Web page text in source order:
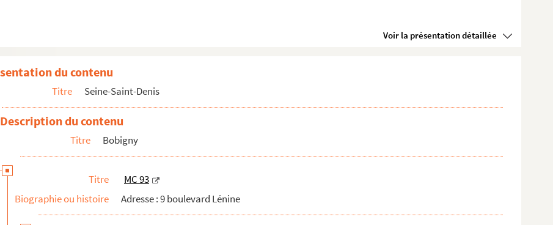
Voir la présentation détaillée
du contenu
Titre Seine-Saint-Denis
Description du contenu
Titre Bobigny
Titre
MC 93
Biographie ou histoire
Adresse : 9 boulevard Lénine